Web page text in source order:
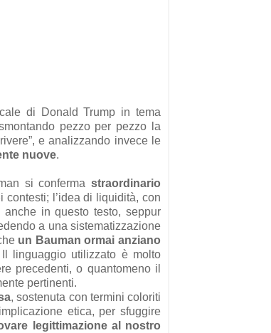
di Donald Trump in tema
pezzo per pezzo la
e analizzando invece le
nuove.
si conferma straordinario
contesti; l’idea di liquidità, con
in questo testo, seppur
a una sistematizzazione
un Bauman ormai anziano
linguaggio utilizzato è molto
precedenti, o quantomeno il
pertinenti.
, sostenuta con termini coloriti
etica, per sfuggire
legittimazione al nostro